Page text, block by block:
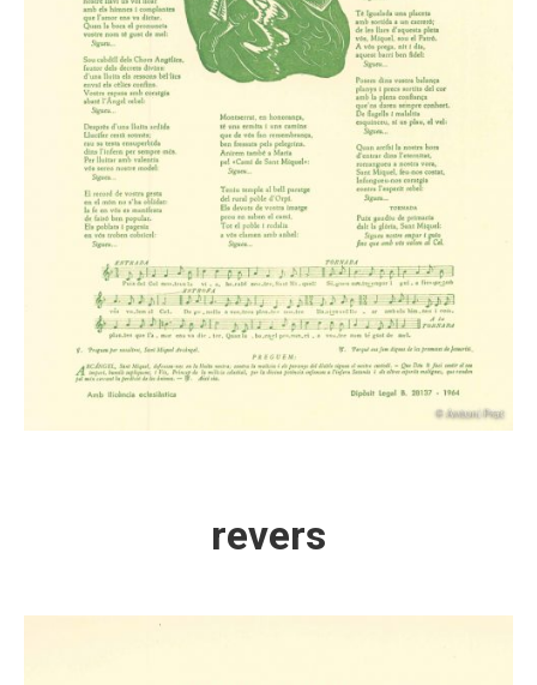
revers